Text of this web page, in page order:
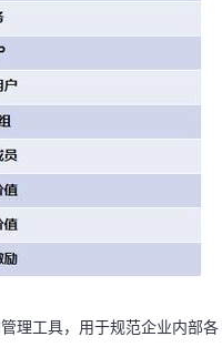
理工具，用于规范企业内部各